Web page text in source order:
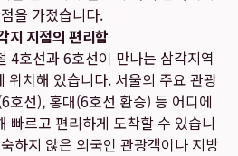
을 가졌습니다.
지 지점의 편리함
4호선과 6호선이 만나는 삼각지역
위치해 있습니다. 서울의 주요 관광
호선), 홍대(6호선 환승) 등 어디에
빠르고 편리하게 도착할 수 있습니
하지 않은 외국인 관광객이나 지방